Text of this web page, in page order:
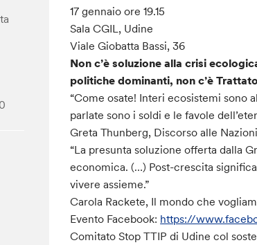
17 gennaio ore 19.15
Sala CGIL, Udine
Viale Giobatta Bassi, 36
Non c’è soluzione alla crisi
politiche dominanti, non c’è
“Come osate! Interi ecosistemi sono
parlate sono i soldi e le favole
Greta Thunberg, Discorso alle
“La presunta soluzione offerta dalla
economica. (…) Post-crescita
vivere assieme.”
Carola Rackete, Il mondo che
Evento Facebook: https://
Comitato Stop TTIP di Udine col